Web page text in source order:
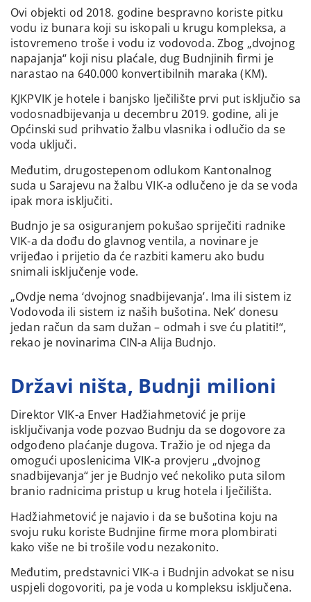
Ovi objekti od 2018. godine bespravno koriste pitku
vodu iz bunara koji su iskopali u krugu kompleksa, a
istovremeno troše i vodu iz vodovoda. Zbog „dvojnog
napajanja“ koji nisu plaćale, dug Budnjinih firmi je
narastao na 640.000 konvertibilnih maraka (KM).
KJKPVIK je hotele i banjsko lječilište prvi put isključio sa
vodosnadbijevanja u decembru 2019. godine, ali je
Općinski sud prihvatio žalbu vlasnika i odlučio da se
voda uključi.
Međutim, drugostepenom odlukom Kantonalnog
suda u Sarajevu na žalbu VIK-a odlučeno je da se voda
ipak mora isključiti.
Budnjo je sa osiguranjem pokušao spriječiti radnike
VIK-a da dođu do glavnog ventila, a novinare je
vrijeđao i prijetio da će razbiti kameru ako budu
snimali isključenje vode.
„Ovdje nema ‘dvojnog snadbijevanja’. Ima ili sistem iz
Vodovoda ili sistem iz naših bušotina. Nek’ donesu
jedan račun da sam dužan – odmah i sve ću platiti!“,
rekao je novinarima CIN-a Alija Budnjo.
Državi ništa, Budnji milioni
Direktor VIK-a Enver Hadžiahmetović je prije
isključivanja vode pozvao Budnju da se dogovore za
odgođeno plaćanje dugova. Tražio je od njega da
omogući uposlenicima VIK-a provjeru „dvojnog
snadbijevanja“ jer je Budnjo već nekoliko puta silom
branio radnicima pristup u krug hotela i lječilišta.
Hadžiahmetović je najavio i da se bušotina koju na
svoju ruku koriste Budnjine firme mora plombirati
kako više ne bi trošile vodu nezakonito.
Međutim, predstavnici VIK-a i Budnjin advokat se nisu
uspjeli dogovoriti, pa je voda u kompleksu isključena.